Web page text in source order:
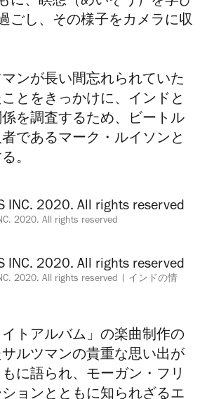
ごし、その様子をカメラに収
ンが長い間忘れられていた
とをきっかけに、インドと
を調査するため、ビートル
であるマーク・ルイソンと
。
2020. All rights reserved
2020. All rights reserved
インドの情
トアルバム」の楽曲制作の
ルツマンの貴重な思い出が
に語られ、モーガン・フリ
ョンとともに知られざるエ